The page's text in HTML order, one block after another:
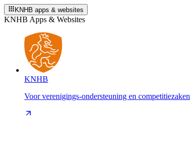
KNHB apps & websites
KNHB Apps & Websites
KNHB
Voor verenigings-ondersteuning en competitiezaken